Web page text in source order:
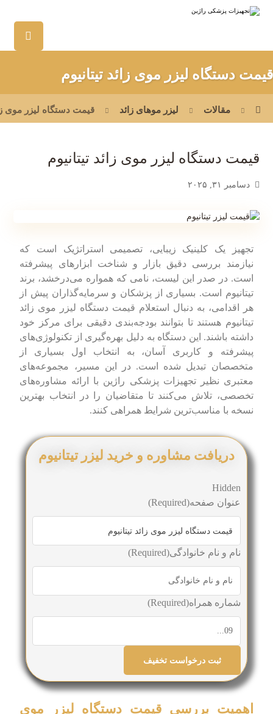
قیمت دستگاه لیزر موی زائد تیتانیوم
مقالات لیزر موهای زائد قیمت دستگاه لیزر موی
قیمت دستگاه لیزر موی زائد تیتانیوم
دسامبر ۳۱, ۲۰۲۵
تجهیز یک کلینیک زیبایی، تصمیمی استراتژیک است که
نیازمند بررسی دقیق بازار و شناخت ابزارهای پیشرفته
است. در صدر این لیست، نامی که همواره می‌درخشد، برند
تیتانیوم است. بسیاری از پزشکان و سرمایه‌گذاران پیش از
هر اقدامی، به دنبال استعلام قیمت دستگاه لیزر موی زائد
تیتانیوم هستند تا بتوانند بودجه‌بندی دقیقی برای مرکز خود
داشته باشند. این دستگاه به دلیل بهره‌گیری از تکنولوژی‌های
پیشرفته و کاربری آسان، به انتخاب اول بسیاری از
متخصصان تبدیل شده است. در این مسیر، مجموعه‌های
معتبری نظیر تجهیزات پزشکی راژین با ارائه مشاوره‌های
تخصصی، تلاش می‌کنند تا متقاضیان را در انتخاب بهترین
نسخه با مناسب‌ترین شرایط همراهی کنند.
دریافت مشاوره و خرید لیزر تیتانیوم
Hidden
عنوان صفحه(Required)
نام و نام خانوادگی(Required)
شماره همراه(Required)
اهمیت بررسی قیمت دستگاه لیزر موی